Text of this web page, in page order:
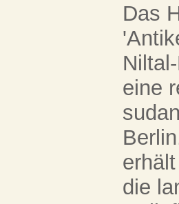
Das
eine
die